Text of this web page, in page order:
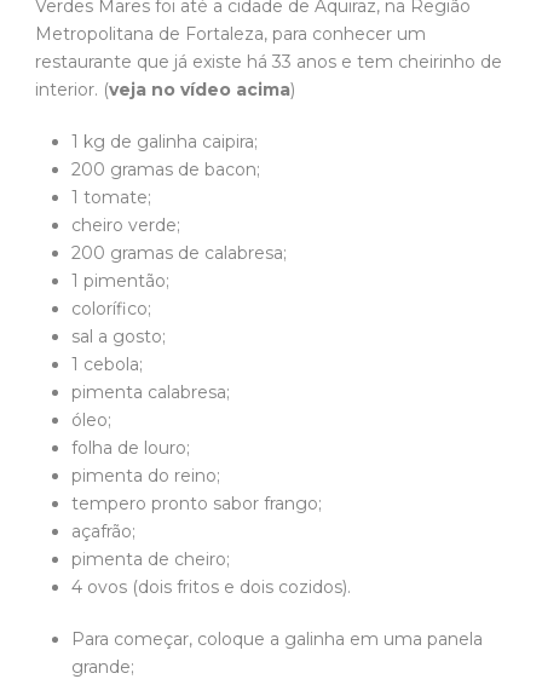
Verdes Mares foi até a cidade de Aquiraz, na Região
Metropolitana de Fortaleza, para conhecer um
restaurante que já existe há 33 anos e tem cheirinho de
interior. (veja no vídeo acima)
1 kg de galinha caipira;
200 gramas de bacon;
1 tomate;
cheiro verde;
200 gramas de calabresa;
1 pimentão;
colorífico;
sal a gosto;
1 cebola;
pimenta calabresa;
óleo;
folha de louro;
pimenta do reino;
tempero pronto sabor frango;
açafrão;
pimenta de cheiro;
4 ovos (dois fritos e dois cozidos).
Para começar, coloque a galinha em uma panela
grande;